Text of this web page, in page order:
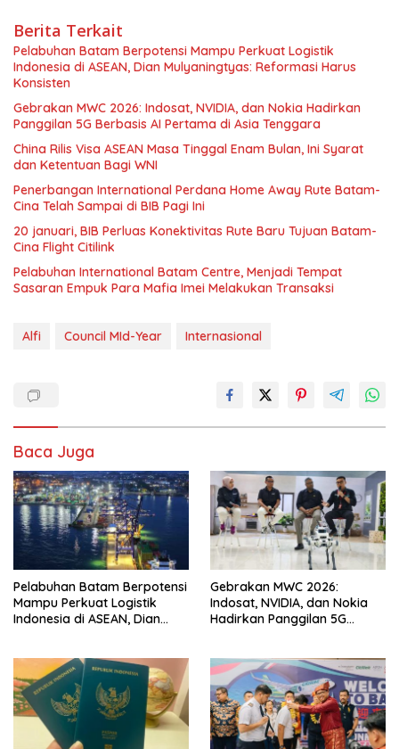
Berita Terkait
Pelabuhan Batam Berpotensi Mampu Perkuat Logistik
Indonesia di ASEAN, Dian Mulyaningtyas: Reformasi Harus
Konsisten
Gebrakan MWC 2026: Indosat, NVIDIA, dan Nokia Hadirkan
Panggilan 5G Berbasis AI Pertama di Asia Tenggara
China Rilis Visa ASEAN Masa Tinggal Enam Bulan, Ini Syarat
dan Ketentuan Bagi WNI
Penerbangan International Perdana Home Away Rute Batam-
Cina Telah Sampai di BIB Pagi Ini
20 januari, BIB Perluas Konektivitas Rute Baru Tujuan Batam-
Cina Flight Citilink
Pelabuhan International Batam Centre, Menjadi Tempat
Sasaran Empuk Para Mafia Imei Melakukan Transaksi
Alfi Council MId-Year Internasional
Baca Juga
Pelabuhan Batam Berpotensi
Mampu Perkuat Logistik
Indonesia di ASEAN, Dian
Gebrakan MWC 2026:
Indosat, NVIDIA, dan Nokia
Hadirkan Panggilan 5G